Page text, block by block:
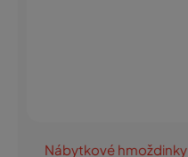
Nábytkové hmoždinky